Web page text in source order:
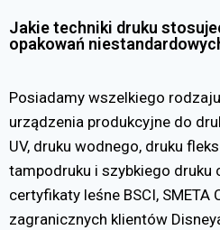
Jakie techniki druku
opakowań
Posiadamy wszelkiego
urządzenia produkcyjne do
UV, druku wodnego, druku
tampodruku i szybkiego
certyfikaty leśne BSCI, SMETA
zagranicznych klientów